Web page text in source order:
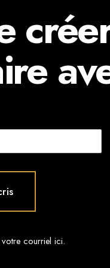
courriel ici.